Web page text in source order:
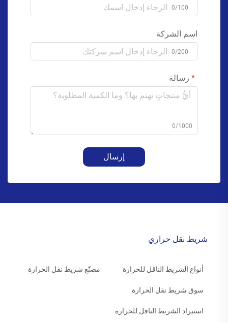
0/100
اسم الشركة
0/200
رسالة
0/1000
إرسال
شريط نقل حراري
أنواع الشريط الناقل للحرارة مصنّع شريط نقل الحرارة
سوق شريط نقل الحرارة
استيراد الشريط الناقل للحرارة